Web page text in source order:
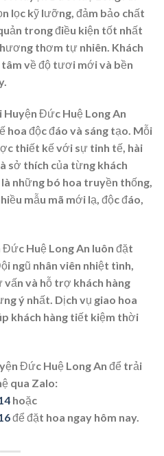
lọc kỹ lưỡng, đảm bảo chất
trong điều kiện tốt nhất
thơm tự nhiên. Khách
về độ tươi mới và bền
Đức Huệ Long An
hoa độc đáo và sáng tạo. Mỗi
thiết kế với sự tinh tế, hài
sở thích của từng khách
những bó hoa truyền thống,
mẫu mã mới lạ, độc đáo,
Huệ Long An luôn đặt
ngũ nhân viên nhiệt tình,
vấn và hỗ trợ khách hàng
ý nhất. Dịch vụ giao hoa
khách hàng tiết kiệm thời
Đức Huệ Long An để trải
qua Zalo:
hoặc
để đặt hoa ngay hôm nay.